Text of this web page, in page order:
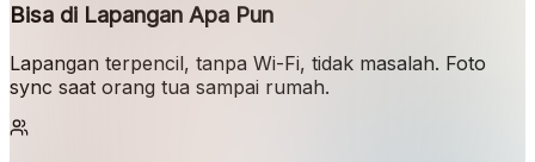
Bisa di Lapangan Apa Pun
Lapangan terpencil, tanpa Wi-Fi, tidak masalah. Foto
sync saat orang tua sampai rumah.